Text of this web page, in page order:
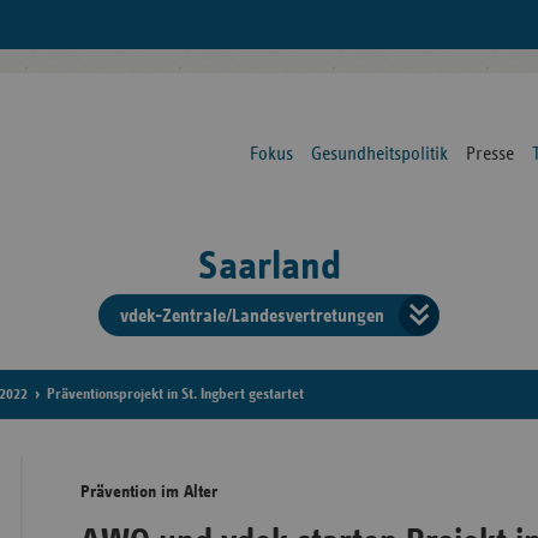
Fokus Gesundheitspolitik Presse
Saarland
vdek-Zentrale/Landesvertretungen
der
2022 Präventionsprojekt in St. Ingbert gestartet
Prävention im Alter